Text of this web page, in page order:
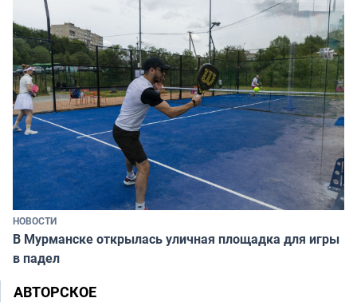
НОВОСТИ
В Мурманске открылась уличная площадка для игры
в падел
АВТОРСКОЕ